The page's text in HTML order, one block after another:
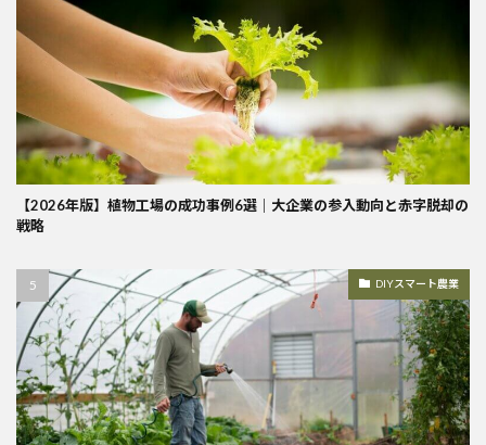
【2026年版】植物工場の成功事例6選｜大企業の参入動向と赤字脱却の
戦略
DIYスマート農業